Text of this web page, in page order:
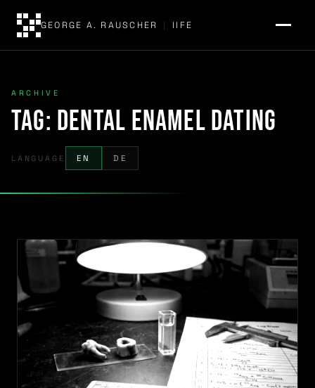
GEORGE A. RAUSCHER | IIFE
ARCHIVE
Tag: dental enamel dating
LANGUAGE EN DE